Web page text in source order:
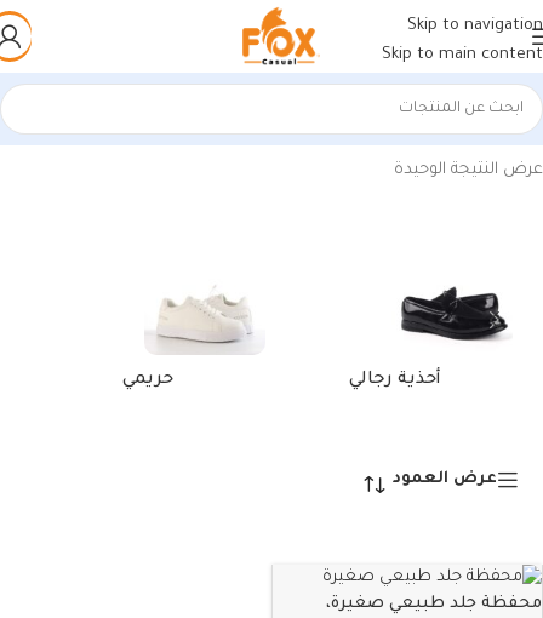
Skip to navigation
Skip to main content
الرئيسية/منتجات تحت الوسم “محفظة جلد طبيعي صغيرة”
عرض النتيجة الوحيدة
أحذية رجالي حريمي
عرض العمود
محفظة جلد طبيعي صغيرة،